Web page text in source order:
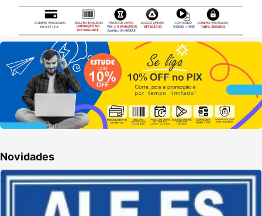
Novidades